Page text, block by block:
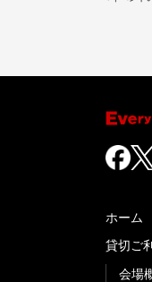
ホーム
貸切ご
会場